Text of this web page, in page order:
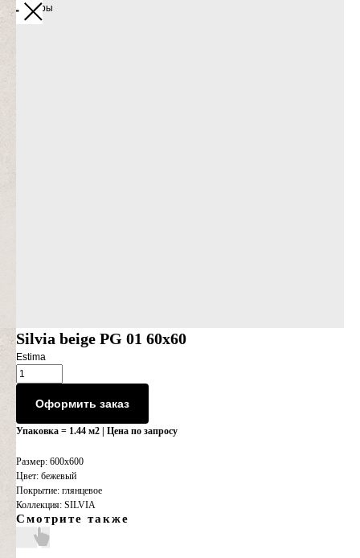
Все товары
Silvia beige PG 01 60x60
Estima
Оформить заказ
Упаковка = 1.44 м2 | Цена по запросу
Размер: 600x600
Цвет: бежевый
Покрытие: глянцевое
Коллекция: SILVIA
Смотрите также